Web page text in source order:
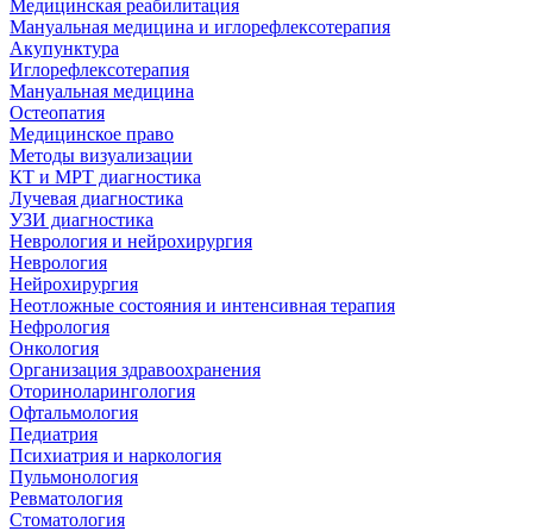
Медицинская реабилитация
Мануальная медицина и иглорефлексотерапия
Акупунктура
Иглорефлексотерапия
Мануальная медицина
Остеопатия
Медицинское право
Методы визуализации
КТ и МРТ диагностика
Лучевая диагностика
УЗИ диагностика
Неврология и нейрохирургия
Неврология
Нейрохирургия
Неотложные состояния и интенсивная терапия
Нефрология
Онкология
Организация здравоохранения
Оториноларингология
Офтальмология
Педиатрия
Психиатрия и наркология
Пульмонология
Ревматология
Стоматология